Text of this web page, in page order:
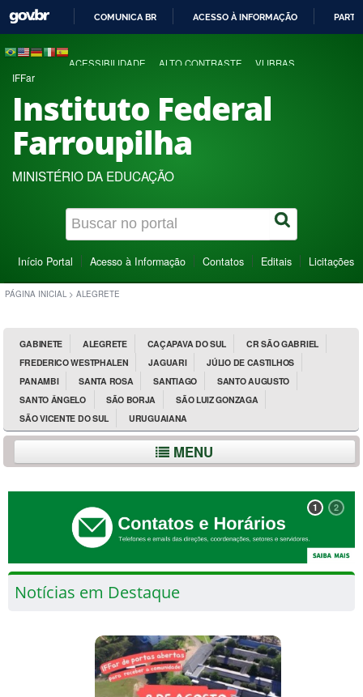
COMUNICA BR ACESSO À INFORMAÇÃO
ACESSIBILIDADE ALTO CONTRASTE VLIBRAS
IFFar
Instituto Federal
Farroupilha
MINISTÉRIO DA EDUCAÇÃO
Início Portal Acesso à Informação Contatos Editais Licitações
PÁGINA INICIAL > ALEGRETE
GABINETE ALEGRETE CAÇAPAVA DO SUL
CR SÃO GABRIEL
FREDERICO WESTPHALEN
JAGUARI
JÚLIO DE CASTILHOS
PANAMBI
SANTA ROSA SANTIAGO
SANTO AUGUSTO
SANTO ÂNGELO
SÃO BORJA
SÃO LUIZ GONZAGA
SÃO VICENTE DO SUL
URUGUAIANA
MENU
1 2
Notícias em Destaque